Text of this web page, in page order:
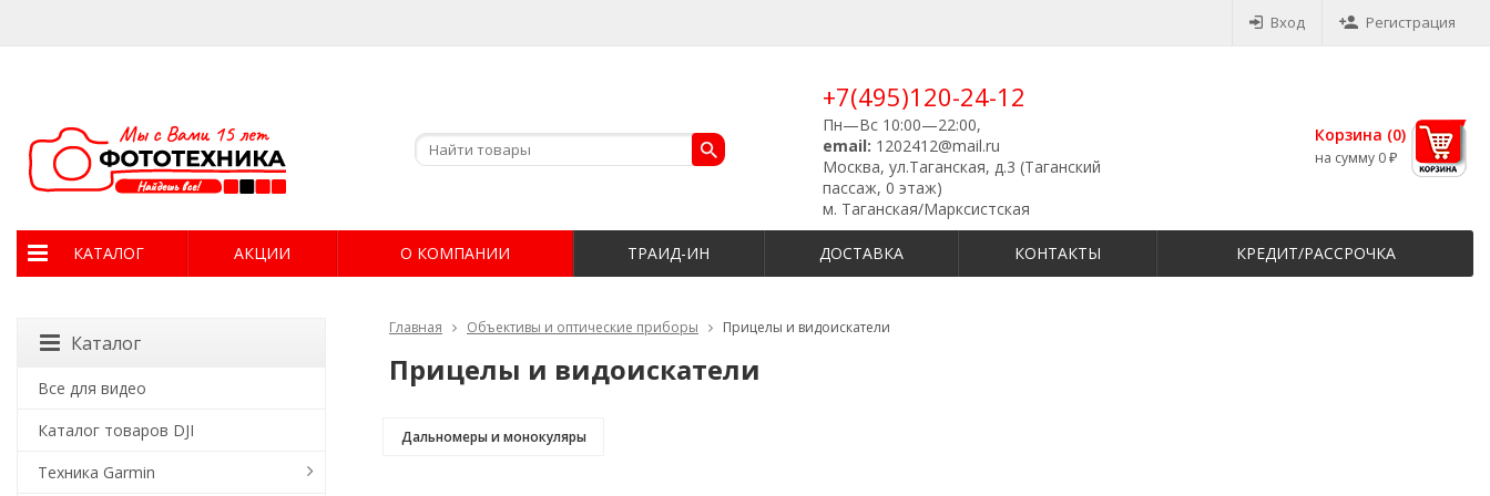
Вход Регистрация
+7(495)120-24-12
Пн—Вс 10:00—22:00,
email: 1202412@mail.ru
Москва, ул.Таганская, д.3 (Таганский
пассаж, 0 этаж)
м. Таганская/Марксистская
Корзина (0)
на сумму 0 ₽
КАТАЛОГ АКЦИИ О КОМПАНИИ ТРАИД-ИН ДОСТАВКА КОНТАКТЫ КРЕДИТ/РАССРОЧКА
Главная Объективы и оптические приборы Прицелы и видоискатели
Прицелы и видоискатели
Дальномеры и монокуляры
Каталог
Все для видео
Каталог товаров DJI
Техника Garmin